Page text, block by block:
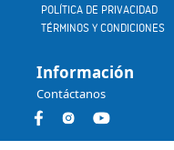
POLÍTICA DE PRIVACIDAD
TÉRMINOS Y CONDICIONES
Información
Contáctanos